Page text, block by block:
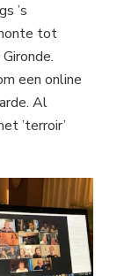
’s
tot
een online
Al
’terroir’